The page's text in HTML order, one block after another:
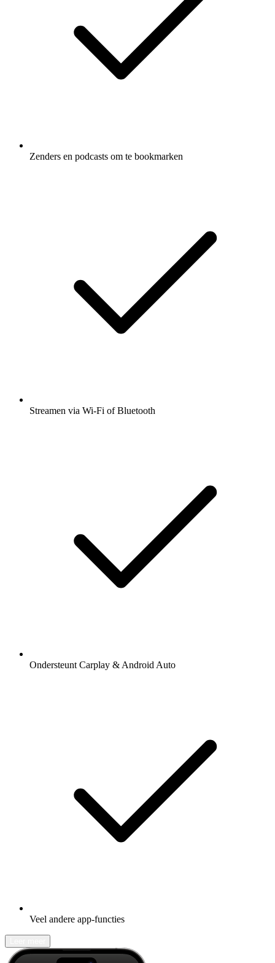
Zenders en podcasts om te bookmarken
Streamen via Wi-Fi of Bluetooth
Ondersteunt Carplay & Android Auto
Veel andere app-functies